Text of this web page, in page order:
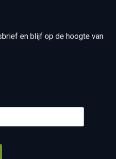
en blijf op de hoogte van